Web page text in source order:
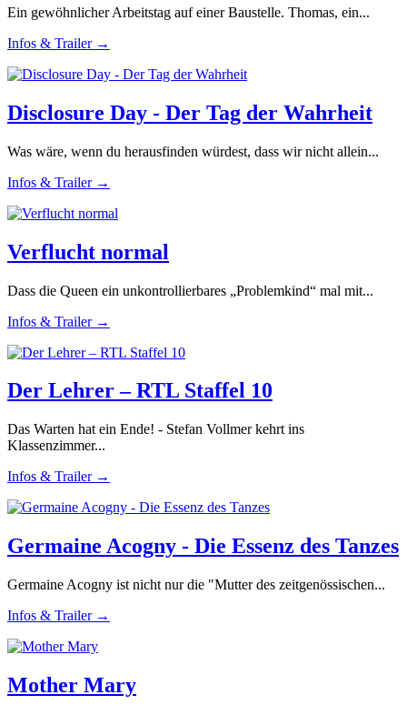
Ein gewöhnlicher Arbeitstag auf einer Baustelle. Thomas, ein...
Infos & Trailer →
Disclosure Day - Der Tag der Wahrheit
Was wäre, wenn du herausfinden würdest, dass wir nicht allein...
Infos & Trailer →
Verflucht normal
Dass die Queen ein unkontrollierbares „Problemkind“ mal mit...
Infos & Trailer →
Der Lehrer – RTL Staffel 10
Das Warten hat ein Ende! - Stefan Vollmer kehrt ins
Klassenzimmer...
Infos & Trailer →
Germaine Acogny - Die Essenz des Tanzes
Germaine Acogny ist nicht nur die "Mutter des zeitgenössischen...
Infos & Trailer →
Mother Mary